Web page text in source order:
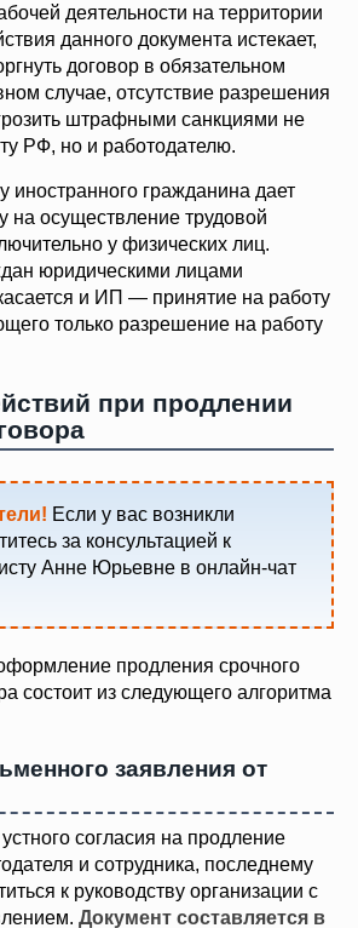
деятельности на территории
данного документа истекает,
договор в обязательном
случае, отсутствие разрешения
штрафными санкциями не
РФ, но и работодателю.
иностранного гражданина дает
на осуществление трудовой
у физических лиц.
юридическими лицами
и ИП — принятие на работу
только разрешение на работу
при продлении
Если у вас возникли
за консультацией к
Анне Юрьевне в онлайн-чат
продления срочного
состоит из следующего алгоритма
заявления от
согласия на продление
и сотрудника, последнему
к руководству организации с
Документ составляется в